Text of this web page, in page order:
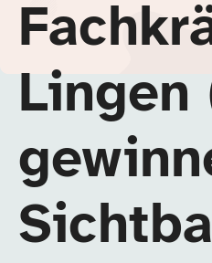
Lingen